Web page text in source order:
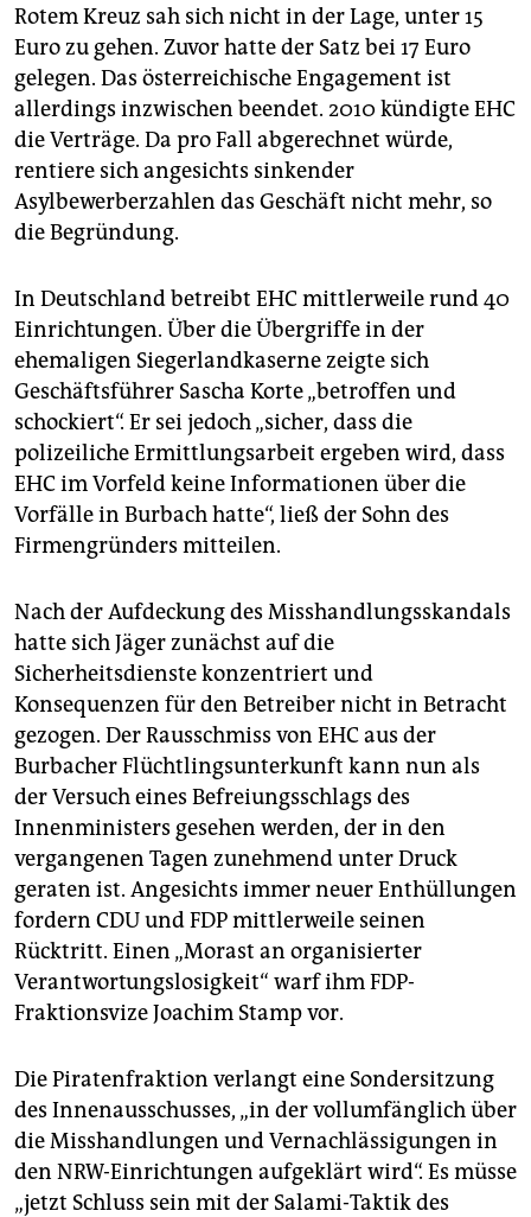
Rotem Kreuz sah sich nicht in der Lage, unter 15
Euro zu gehen. Zuvor hatte der Satz bei 17 Euro
gelegen. Das österreichische Engagement ist
allerdings inzwischen beendet. 2010 kündigte EHC
die Verträge. Da pro Fall abgerechnet würde,
rentiere sich angesichts sinkender
Asylbewerberzahlen das Geschäft nicht mehr, so
die Begründung.
In Deutschland betreibt EHC mittlerweile rund 40
Einrichtungen. Über die Übergriffe in der
ehemaligen Siegerlandkaserne zeigte sich
Geschäftsführer Sascha Korte „betroffen und
schockiert“. Er sei jedoch „sicher, dass die
polizeiliche Ermittlungsarbeit ergeben wird, dass
EHC im Vorfeld keine Informationen über die
Vorfälle in Burbach hatte“, ließ der Sohn des
Firmengründers mitteilen.
Nach der Aufdeckung des Misshandlungsskandals
hatte sich Jäger zunächst auf die
Sicherheitsdienste konzentriert und
Konsequenzen für den Betreiber nicht in Betracht
gezogen. Der Rausschmiss von EHC aus der
Burbacher Flüchtlingsunterkunft kann nun als
der Versuch eines Befreiungsschlags des
Innenministers gesehen werden, der in den
vergangenen Tagen zunehmend unter Druck
geraten ist. Angesichts immer neuer Enthüllungen
fordern CDU und FDP mittlerweile seinen
Rücktritt. Einen „Morast an organisierter
Verantwortungslosigkeit“ warf ihm FDP-
Fraktionsvize Joachim Stamp vor.
Die Piratenfraktion verlangt eine Sondersitzung
des Innenausschusses, „in der vollumfänglich über
die Misshandlungen und Vernachlässigungen in
den NRW-Einrichtungen aufgeklärt wird“. Es müsse
„jetzt Schluss sein mit der Salami-Taktik des